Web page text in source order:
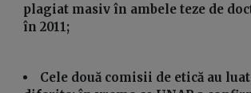
plagiat masiv în ambele teze de
în 2011;
Cele două comisii de etică au